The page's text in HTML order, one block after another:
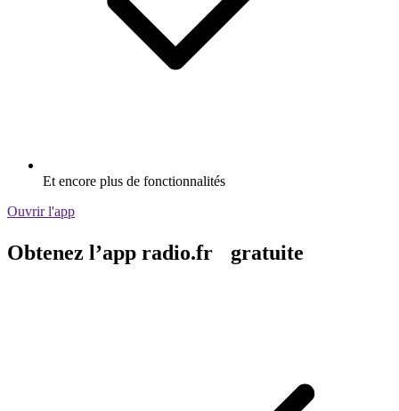
Et encore plus de fonctionnalités
Ouvrir l'app
Obtenez l’app radio.fr gratuite